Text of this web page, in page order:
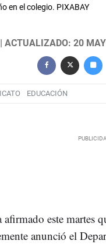
en el colegio. PIXABAY
ACTUALIZADO: 20
EDUCACIÓN
este martes
anunció el